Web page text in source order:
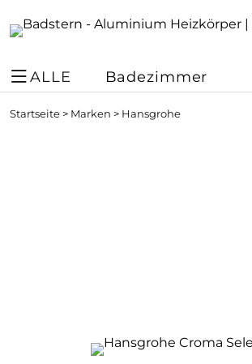
ALLE Badezimmer
Startseite > Marken > Hansgrohe